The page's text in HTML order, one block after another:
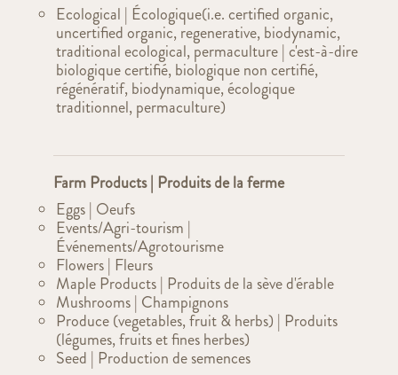
Ecological | Écologique(i.e. certified organic,
uncertified organic, regenerative, biodynamic,
traditional ecological, permaculture | c'est-à-dire
biologique certifié, biologique non certifié,
régénératif, biodynamique, écologique
traditionnel, permaculture)
Farm Products | Produits de la ferme
Eggs | Oeufs
Events/Agri-tourism |
Événements/Agrotourisme
Flowers | Fleurs
Maple Products | Produits de la sève d'érable
Mushrooms | Champignons
Produce (vegetables, fruit & herbs) | Produits
(légumes, fruits et fines herbes)
Seed | Production de semences